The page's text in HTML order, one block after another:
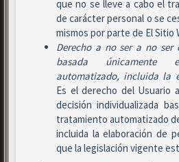
que no se lleve a cabo el
de carácter personal o se
mismos por parte de El Sitio
Derecho a no ser a no ser
basada únicamente
automatizado, incluida la
Es el derecho del Usuario
decisión individualizada
tratamiento automatizado
incluida la elaboración de
que la legislación vigente